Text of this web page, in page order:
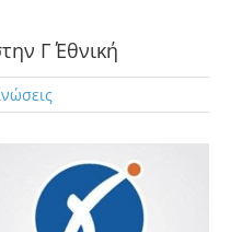
Γ΄ Εθνική